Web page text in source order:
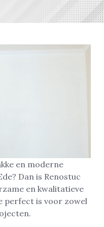
en moderne
Dan is Renostuc
en kwalitatieve
perfect is voor zowel